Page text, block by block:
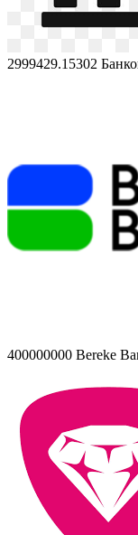
2999429.15302
400000000 Bereke